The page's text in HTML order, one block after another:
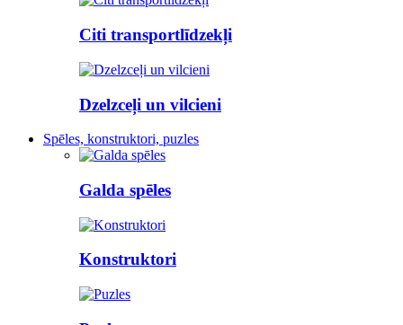
Citi transportlīdzekļi
Dzelzceļi un vilcieni
Spēles, konstruktori, puzles
Galda spēles
Konstruktori